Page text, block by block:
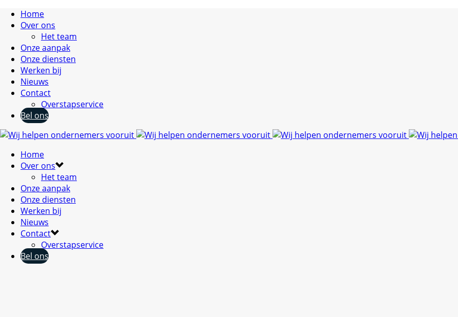
Home
Over ons
Het team
Onze aanpak
Onze diensten
Werken bij
Nieuws
Contact
Overstapservice
Bel ons
Home
Over ons
Het team
Onze aanpak
Onze diensten
Werken bij
Nieuws
Contact
Overstapservice
Bel ons